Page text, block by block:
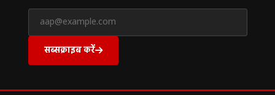
सब्सक्राइब करें